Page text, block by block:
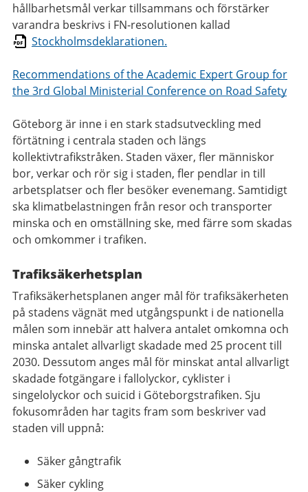
hållbarhetsmål verkar tillsammans och förstärker
varandra beskrivs i FN-resolutionen kallad
Stockholmsdeklarationen.
Recommendations of the Academic Expert Group for
the 3rd Global Ministerial Conference on Road Safety
Göteborg är inne i en stark stadsutveckling med
förtätning i centrala staden och längs
kollektivtrafikstråken. Staden växer, fler människor
bor, verkar och rör sig i staden, fler pendlar in till
arbetsplatser och fler besöker evenemang. Samtidigt
ska klimatbelastningen från resor och transporter
minska och en omställning ske, med färre som skadas
och omkommer i trafiken.
Trafiksäkerhetsplan
Trafiksäkerhetsplanen anger mål för trafiksäkerheten
på stadens vägnät med utgångspunkt i de nationella
målen som innebär att halvera antalet omkomna och
minska antalet allvarligt skadade med 25 procent till
2030. Dessutom anges mål för minskat antal allvarligt
skadade fotgängare i fallolyckor, cyklister i
singelolyckor och suicid i Göteborgstrafiken. Sju
fokusområden har tagits fram som beskriver vad
staden vill uppnå:
Säker gångtrafik
Säker cykling